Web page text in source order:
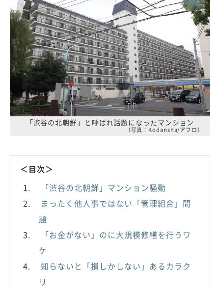
「渋谷の北朝鮮」と呼ばれ話題になったマンション
（写真：Kodansha/アフロ）
＜目次＞
「渋谷の北朝鮮」マンション騒動
まったく他人事ではない「管理組合」問
題
「お金がない」のに大規模修繕を行うワ
ケ
知らないと「損しかしない」あるカラク
リ